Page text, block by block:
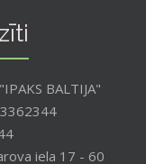
BALTIJA"
iela 17 - 60